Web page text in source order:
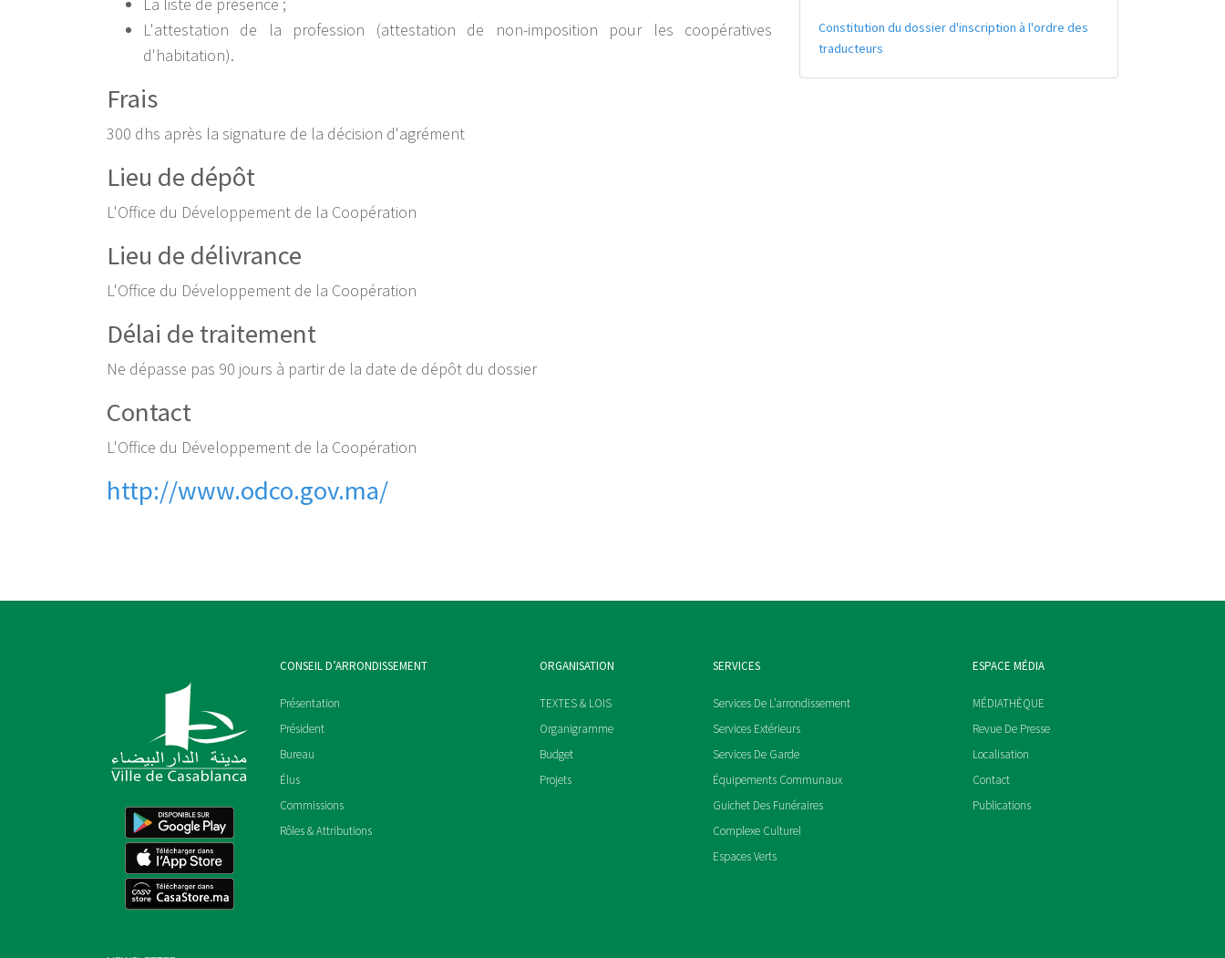
L'attestation de la profession (attestation de non-imposition pour les coopératives
d'habitation).
Frais
300 dhs après la signature de la décision d'agrément
Lieu de dépôt
L'Office du Développement de la Coopération
Lieu de délivrance
L'Office du Développement de la Coopération
Délai de traitement
Ne dépasse pas 90 jours à partir de la date de dépôt du dossier
Contact
L'Office du Développement de la Coopération
http://www.odco.gov.ma/
Constitution du dossier d'inscription à l'ordre des
traducteurs
CONSEIL D’ARRONDISSEMENT
Présentation
Président
Bureau
Élus
Commissions
Rôles & Attributions
ORGANISATION
TEXTES & LOIS
Organigramme
Budget
Projets
SERVICES
Services De L’arrondissement
Services Extérieurs
Services De Garde
Équipements Communaux
Guichet Des Funéraires
Complexe Culturel
Espaces Verts
ESPACE MÉDIA
MÉDIATHÈQUE
Revue De Presse
Localisation
Contact
Publications